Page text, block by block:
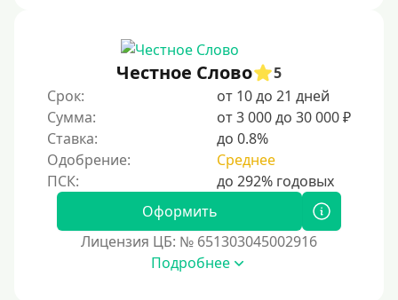
Моментум (Momentum)
С помощью системы Контакт (Contact)
Золотая Корона
С использованием системы быстрых платежей (СБП)
Способы получения
Без активации сервиса
Честное Слово
5
Срок:
от 10 до 21 дней
Сумма:
от 3 000 до 30 000 ₽
Ставка:
до 0.8%
Одобрение:
Среднее
Оформить
Лицензия ЦБ: № 651303045002916
Подробнее